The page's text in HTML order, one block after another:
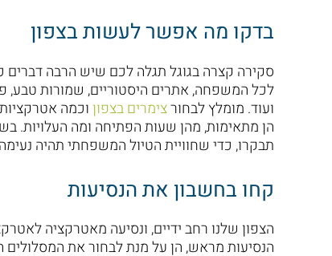
בדקו מה אפשר לעשות בצפון
סקירה קצרה בגוגל תגלה לכם שיש הרבה דברים
לכל המשפחה, אתרים היסטוריים, שמורות טבע,
ועוד. מומלץ לבחורצימרים בצפוןוכמה אטרקציות
הן מתאימות, מהן שעות הפתיחה ומה העלויות.
תבקרו, כדי שחוויית הטיול המשפחתי תהיה
קחו בחשבון את הנסיעות
הצפון שלנו רחב ידיים, ונסיעה מאטרקציה
הנסיעות מראש, הן על מנת לבחור את המסלולים